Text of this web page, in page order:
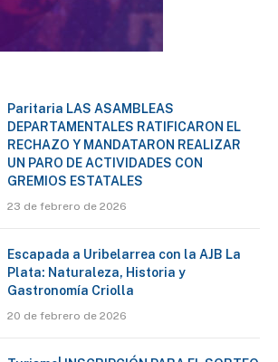
Paritaria LAS ASAMBLEAS
DEPARTAMENTALES RATIFICARON EL
RECHAZO Y MANDATARON REALIZAR
UN PARO DE ACTIVIDADES CON
GREMIOS ESTATALES
23 de febrero de 2026
Escapada a Uribelarrea con la AJB La
Plata: Naturaleza, Historia y
Gastronomía Criolla
20 de febrero de 2026